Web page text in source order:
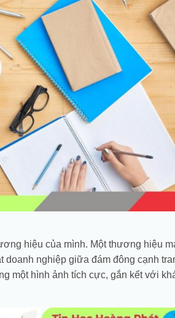
hiệu của mình. Một thương hiệu
doanh nghiệp giữa đám đông cạnh
một hình ảnh tích cực, gắn kết với